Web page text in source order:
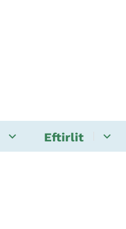
Eftirlit